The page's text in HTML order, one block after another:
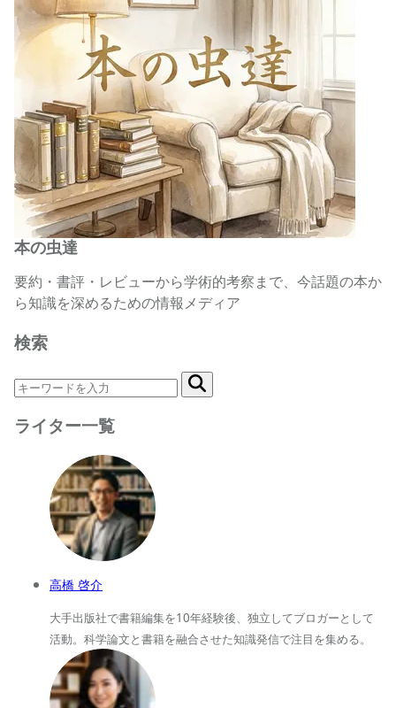
本の虫達
要約・書評・レビューから学術的考察まで、今話題の本か
ら知識を深めるための情報メディア
検索
ライター一覧
高橋 啓介
大手出版社で書籍編集を10年経験後、独立してブロガーとして
活動。科学論文と書籍を融合させた知識発信で注目を集める。